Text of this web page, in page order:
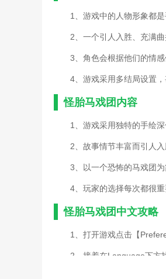
1、游戏中的人物形象都
2、一个引人入胜、充满
3、角色会根据他们的情
4、游戏采用多结局设置
怪胎马戏团内容
1、游戏采用独特的手绘
2、故事情节丰富而引人
3、以一个恐怖的马戏团
4、玩家的选择每次都很
怪胎马戏团中文攻略
1、打开游戏点击【
2、接着在Language下方